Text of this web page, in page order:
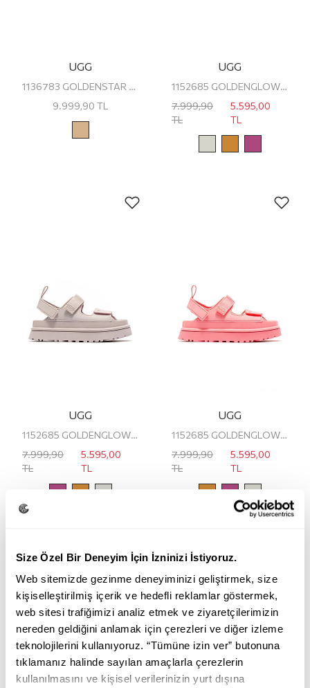
Size Özel Bir Deneyim İçin İzninizi İstiyoruz.
Web sitemizde gezinme deneyiminizi geliştirmek, size
kişiselleştirilmiş içerik ve hedefli reklamlar göstermek,
web sitesi trafiğimizi analiz etmek ve ziyaretçilerimizin
nereden geldiğini anlamak için çerezleri ve diğer izleme
teknolojilerini kullanıyoruz. “Tümüne izin ver” butonuna
tıklamanız halinde sayılan amaçlarla çerezlerin
kullanılmasını ve kişisel verilerinizin yurt dışına
UGG
1136783 GOLDENSTAR UGG KADIN PLATFORM SANDALET
9.999,90 TL
UGG
1152685 GOLDENGLOW UGG KADIN PLATFORM SANDALET
7.999,90
TL
5.595,00
TL
UGG
1152685 GOLDENGLOW UGG KADIN PLATFORM SANDALET
7.999,90
TL
5.595,00
TL
UGG
1152685 GOLDENGLOW UGG KADIN PLATFORM SANDALET
7.999,90
TL
5.595,00
TL